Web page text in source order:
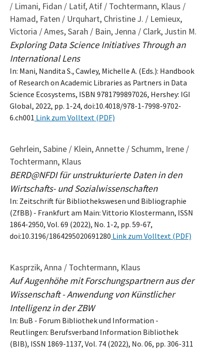
/ Limani, Fidan / Latif, Atif / Tochtermann, Klaus /
Hamad, Faten / Urquhart, Christine J. / Lemieux,
Victoria / Ames, Sarah / Bain, Jenna / Clark, Justin M.
Exploring Data Science Initiatives Through an
International Lens
In: Mani, Nandita S., Cawley, Michelle A. (Eds.): Handbook
of Research on Academic Libraries as Partners in Data
Science Ecosystems, ISBN 9781799897026, Hershey: IGI
Global, 2022, pp. 1-24, doi:10.4018/978-1-7998-9702-
6.ch001 Link zum Volltext (PDF)
Gehrlein, Sabine / Klein, Annette / Schumm, Irene /
Tochtermann, Klaus
BERD@NFDI für unstrukturierte Daten in den
Wirtschafts- und Sozialwissenschaften
In: Zeitschrift für Bibliothekswesen und Bibliographie
(ZfBB) - Frankfurt am Main: Vittorio Klostermann, ISSN
1864-2950, Vol. 69 (2022), No. 1-2, pp. 59-67,
doi:10.3196/1864295020691280 Link zum Volltext (PDF)
Kasprzik, Anna / Tochtermann, Klaus
Auf Augenhöhe mit Forschungspartnern aus der
Wissenschaft - Anwendung von Künstlicher
Intelligenz in der ZBW
In: BuB - Forum Bibliothek und Information -
Reutlingen: Berufsverband Information Bibliothek
(BIB), ISSN 1869-1137, Vol. 74 (2022), No. 06, pp. 306-311